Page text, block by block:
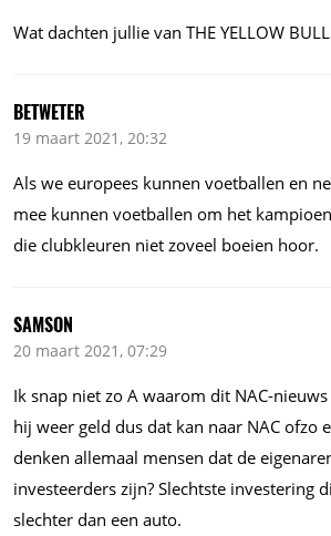
Wat dachten jullie van THE YELLOW
BETWETER
19 maart 2021, 20:32
Als we europees kunnen voetballen en
mee kunnen voetballen om het
die clubkleuren niet zoveel boeien hoor.
SAMSON
20 maart 2021, 07:29
Ik snap niet zo A waarom dit NAC-
hij weer geld dus dat kan naar NAC ofzo
denken allemaal mensen dat de
investeerders zijn? Slechtste investering
slechter dan een auto.